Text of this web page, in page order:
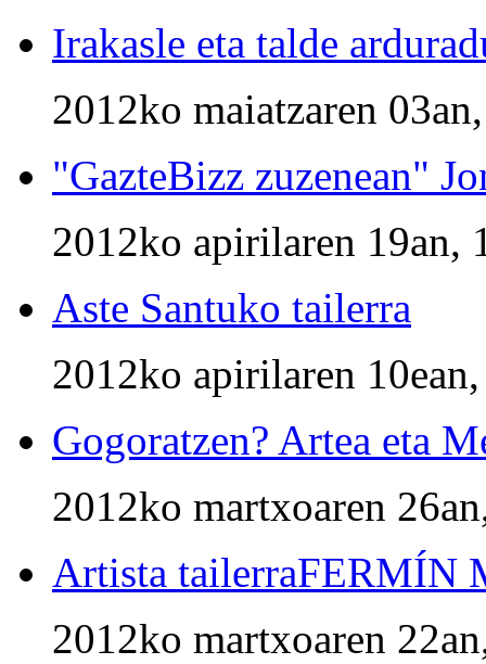
Irakasle eta talde
2012ko maiatzaren
"GazteBizz zuzenean"
2012ko apirilaren 19an,
Aste Santuko tailerra
2012ko apirilaren
Gogoratzen? Artea eta
2012ko martxoaren
Artista tailerraFERMÍN
2012ko martxoaren